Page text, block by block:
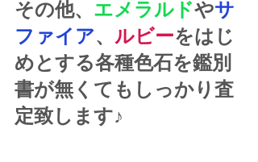
その他、 エメラルドやサ
ファイア、 ルビーをはじ
めとする各種色石を鑑別
書が無くてもしっかり査
定致します♪